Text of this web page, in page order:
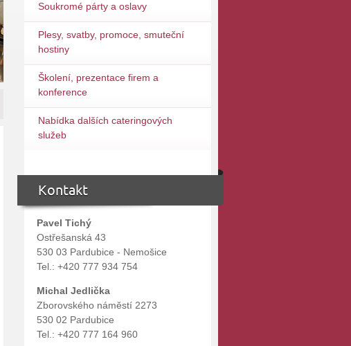
Soukromé párty a oslavy
Plesy, svatby, promoce, smuteční
hostiny
Školení, prezentace firem a
konference
Nabídka dalších cateringových
služeb
Kontakt
Pavel Tichý
Ostřešanská 43
530 03 Pardubice - Nemošice
Tel.: +420 777 934 754
Michal Jedlička
Zborovského náměstí 2273
530 02 Pardubice
Tel.: +420 777 164 960